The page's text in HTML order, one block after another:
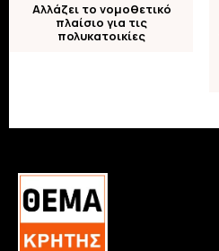
Αλλάζει το νομοθετικό
πλαίσιο για τις
πολυκατοικίες